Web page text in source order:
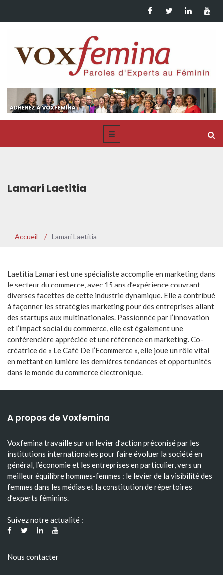
Lamari Laetitia
Accueil / Lamari Laetitia
Laetitia Lamari est une spécialiste accomplie en marketing dans
le secteur du commerce, avec 15 ans d’expérience couvrant
diverses facettes de cette industrie dynamique. Elle a contribué
à façonner les stratégies marketing pour des entreprises allant
des startups aux multinationales. Passionnée par l’innovation
et l’impact social du commerce, elle est également une
conférencière appréciée et une référence en marketing. Co-
créatrice de « Le Café De l’Ecommerce », elle joue un rôle vital
en mettant en lumière les dernières tendances et opportunités
dans le monde du commerce électronique.
A propos de Voxfemina
Voxfemina travaille sur un levier d’action préconisé par les
institutions internationales pour faire évoluer la société en
général, l’économie et les entreprises en particulier, vers un
meilleur équilibre hommes-femmes : le levier de la visibilité des
femmes dans les médias et la constitution de répertoires
d’experts féminins.
Suivez notre actualité :
Nous contacter